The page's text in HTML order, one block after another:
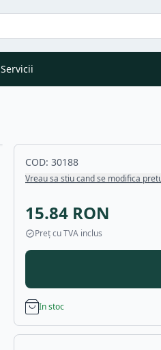
Servicii
COD: 30188
Vreau sa stiu cand se modifica
15.84 RON
Preț cu TVA inclus
In stoc